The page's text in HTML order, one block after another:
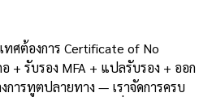
ศต้องการ Certificate of No
+ รับรอง MFA + แปลรับรอง + ออก
ารทูตปลายทาง — เราจัดการครบ